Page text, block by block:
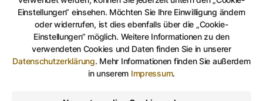
Einstellungen“ einsehen. Möchten Sie Ihre Einwilligung ändern
oder widerrufen, ist dies ebenfalls über die „Cookie-
Einstellungen“ möglich. Weitere Informationen zu den
verwendeten Cookies und Daten finden Sie in unserer
Datenschutzerklärung. Mehr Informationen finden Sie außerdem
in unserem Impressum.
e.V. relevante historische und aktuelle Ansichten der
Stadt präsentieren.
Die Nutzerinnen und Nutzer profitieren außerdem
von einer Vielzahl praktischer Module, darunter die